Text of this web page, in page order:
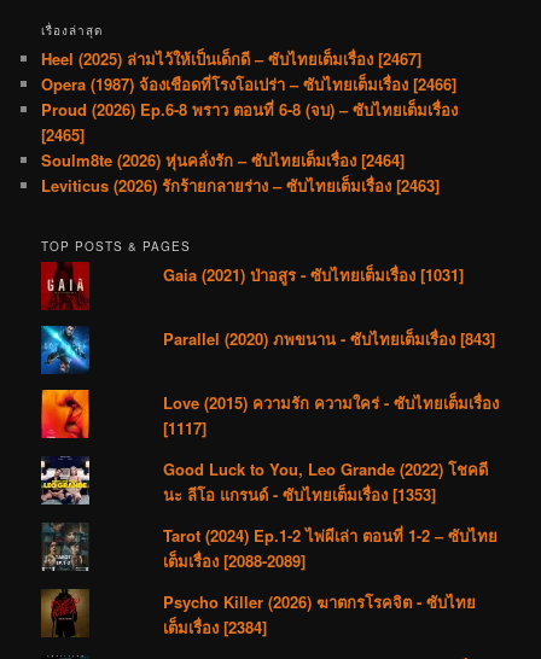
เรื่องล่าสุด
Heel (2025) ล่ามไว้ให้เป็นเด็กดี – ซับไทยเต็มเรื่อง [2467]
Opera (1987) จ้องเชือดที่โรงโอเปร่า – ซับไทยเต็มเรื่อง [2466]
Proud (2026) Ep.6-8 พราว ตอนที่ 6-8 (จบ) – ซับไทยเต็มเรื่อง
[2465]
Soulm8te (2026) หุ่นคลั่งรัก – ซับไทยเต็มเรื่อง [2464]
Leviticus (2026) รักร้ายกลายร่าง – ซับไทยเต็มเรื่อง [2463]
TOP POSTS & PAGES
Gaia (2021) ป่าอสูร - ซับไทยเต็มเรื่อง [1031]
Parallel (2020) ภพขนาน - ซับไทยเต็มเรื่อง [843]
Love (2015) ความรัก ความใคร่ - ซับไทยเต็มเรื่อง
[1117]
Good Luck to You, Leo Grande (2022) โชคดี
นะ ลีโอ แกรนด์ - ซับไทยเต็มเรื่อง [1353]
Tarot (2024) Ep.1-2 ไพ่ผีเล่า ตอนที่ 1-2 – ซับไทย
เต็มเรื่อง [2088-2089]
Psycho Killer (2026) ฆาตกรโรคจิต - ซับไทย
เต็มเรื่อง [2384]